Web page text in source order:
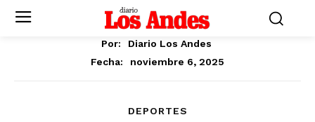
Por:
Diario Los Andes
Fecha:
noviembre 6, 2025
DEPORTES